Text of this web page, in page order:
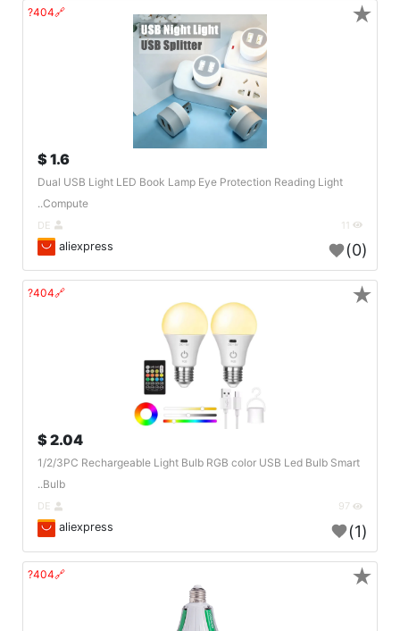
🔗404?
1.6 $
Dual USB Light LED Book Lamp Eye Protection Reading Light
Compute..
aliexpress (0)
★
🔗404?
2.04 $
1/2/3PC Rechargeable Light Bulb RGB color USB Led Bulb Smart
Bulb..
aliexpress (1)
★
🔗404? ★